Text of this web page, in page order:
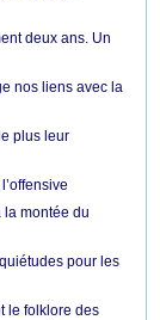
deux ans. Un
nos liens avec la
plus leur
montée du
pour les
le folklore des